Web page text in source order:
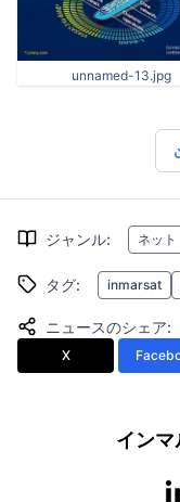
unnamed-13.jpg
ジャンル: ネッ
タグ: inmarsat
ニュースのシェア:
X
イン